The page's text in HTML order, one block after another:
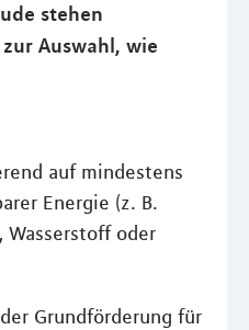
stehen
Auswahl, wie
auf mindestens
Energie (z. B.
Wasserstoff oder
Grundförderung für